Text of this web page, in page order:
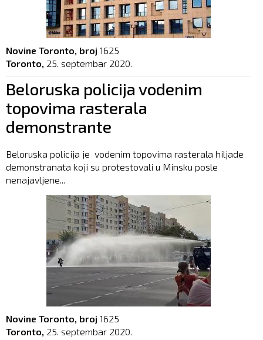
Novine Toronto, broj 1625
Toronto, 25. septembar 2020.
Beloruska policija vodenim
topovima rasterala
demonstrante
Beloruska policija je vodenim topovima rasterala hiljade
demonstranata koji su protestovali u Minsku posle
nenajavljene...
Novine Toronto, broj 1625
Toronto, 25. septembar 2020.